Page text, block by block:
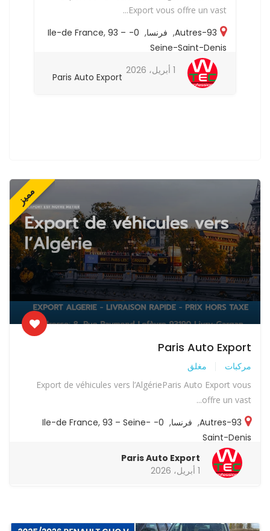
Export vous offre un vast...
93-Autres
, فرنسا,
0-Ile-de France
, 93 –
Seine-Saint-Denis
Paris Auto Export
1 أبريل، 2026
مميز
Paris Auto Export
مركبات مغلق
Export de véhicules vers l’AlgérieParis Auto Export vous
offre un vast...
93-Autres
, فرنسا,
0-Ile-de France
, 93 – Seine-
Saint-Denis
Paris Auto Export
1 أبريل، 2026